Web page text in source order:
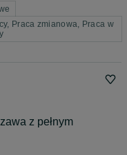
Praca zmianowa, Praca w
z pełnym